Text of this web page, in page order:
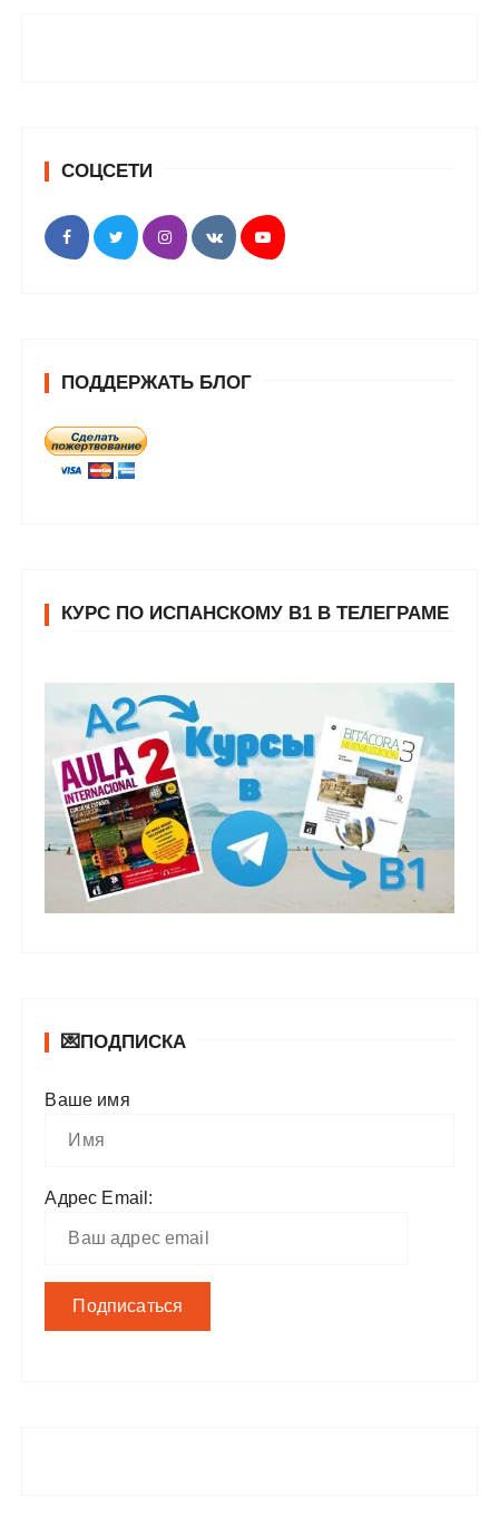
СОЦСЕТИ
ПОДДЕРЖАТЬ БЛОГ
КУРС ПО ИСПАНСКОМУ В1 В ТЕЛЕГРАМЕ
💌ПОДПИСКА
Ваше имя
Адрес Email: